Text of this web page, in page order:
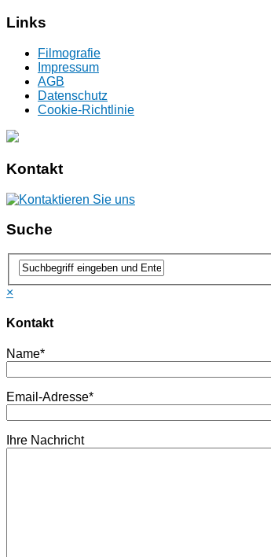
Links
Filmografie
Impressum
AGB
Datenschutz
Cookie-Richtlinie
Kontakt
Suche
×
Kontakt
Name*
Email-Adresse*
Ihre Nachricht